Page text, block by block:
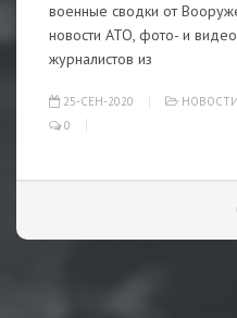
военные сводки от
новости АТО, фото- и
журналистов из
25-СЕН-2020 НОВОСТИ
0